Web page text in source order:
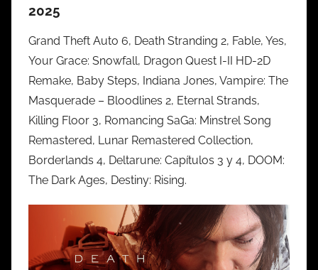
2025
Grand Theft Auto 6, Death Stranding 2, Fable, Yes,
Your Grace: Snowfall, Dragon Quest I-II HD-2D
Remake, Baby Steps, Indiana Jones, Vampire: The
Masquerade – Bloodlines 2, Eternal Strands,
Killing Floor 3, Romancing SaGa: Minstrel Song
Remastered, Lunar Remastered Collection,
Borderlands 4, Deltarune: Capítulos 3 y 4, DOOM:
The Dark Ages, Destiny: Rising.